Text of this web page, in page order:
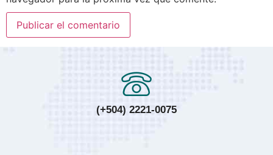
(+504) 2221-0075